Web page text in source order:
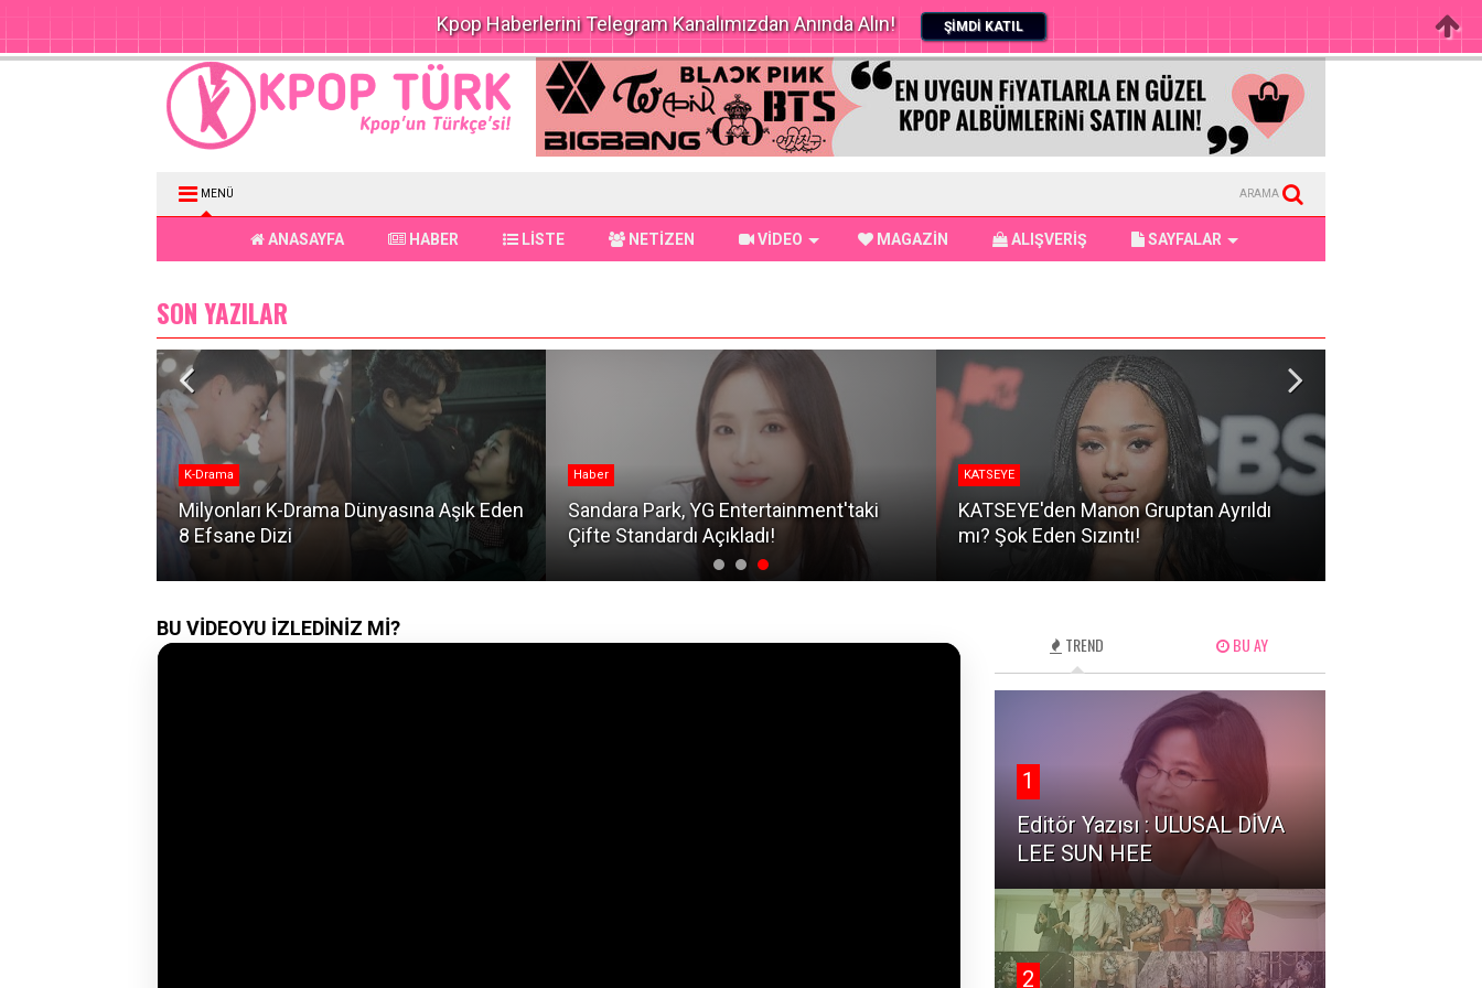
MENÜ ARAMA
ANASAYFA HABER LİSTE NETİZEN VİDEO MAGAZİN ALIŞVERİŞ SAYFALAR
SON YAZILAR
Haber
Sandara Park, YG Entertainment'taki
Çifte Standardı Açıkladı!
KATSEYE
KATSEYE'den Manon Gruptan Ayrıldı
mı? Şok Eden Sızıntı!
Haber
NCT 127'den 10. Yıla Özel Geri Dönüş:
'BLINGY' İle Gelecek Fırtına!
BU VİDEOYU İZLEDİNİZ Mİ?
TREND BU AY
1
Editör Yazısı : ULUSAL DİVA
LEE SUN HEE
2
Kpop Haberlerini Telegram Kanalımızdan Anında Alın! ŞİMDİ KATIL